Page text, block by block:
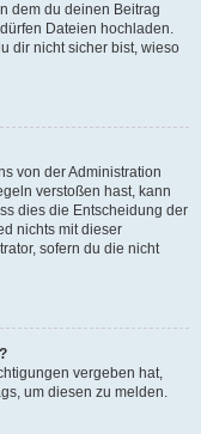
dem du deinen Beitrag
Dateien hochladen.
dir nicht sicher bist, wieso
von der Administration
verstoßen hast, kann
dies die Entscheidung der
nichts mit dieser
sofern du die nicht
vergeben hat,
um diesen zu melden.